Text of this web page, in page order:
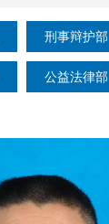
刑事辩护部
公益法律部